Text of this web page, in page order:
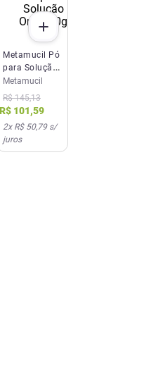
Metamucil Pó
para Solução
Oral 210g
Metamucil
R$ 145,13
R$ 101,59
2x R$ 50,79s/
juros